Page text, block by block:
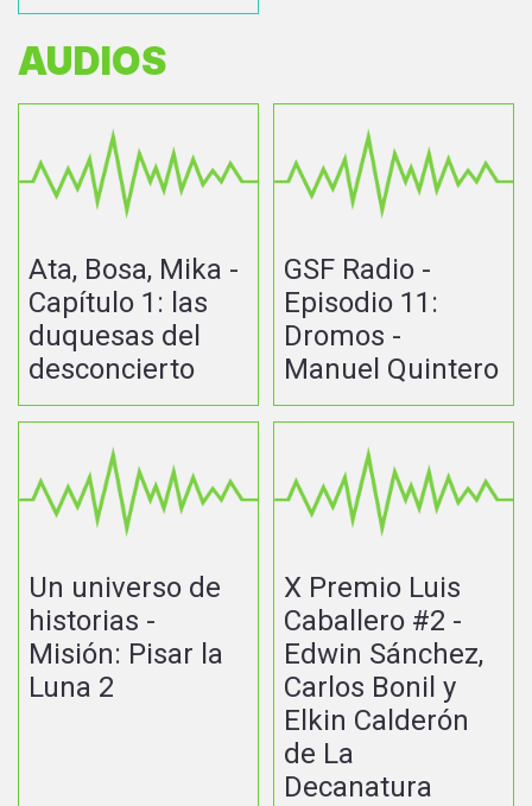
AUDIOS
Ata, Bosa, Mika -
Capítulo 1: las
duquesas del
desconcierto
GSF Radio -
Episodio 11:
Dromos -
Manuel Quintero
Un universo de
historias -
Misión: Pisar la
Luna 2
X Premio Luis
Caballero #2 -
Edwin Sánchez,
Carlos Bonil y
Elkin Calderón
de La
Decanatura